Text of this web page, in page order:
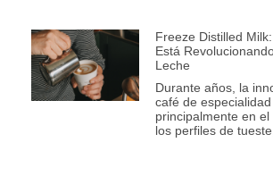
Freeze Distilled
Está
Leche
Durante años, la
café de
principalmente en el
los perfiles de